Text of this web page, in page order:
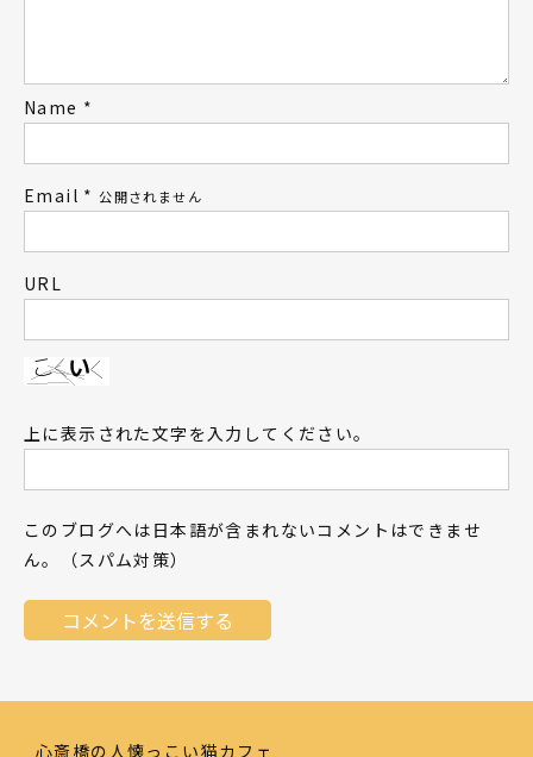
Name *
Email * 公開されません
URL
上に表示された文字を入力してください。
このブログへは日本語が含まれないコメントはできませ
ん。（スパム対策）
心斎橋の人懐っこい猫カフェ